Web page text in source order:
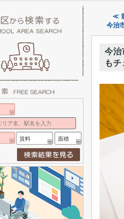
≪
今治
今治
もチ
賃料 面積